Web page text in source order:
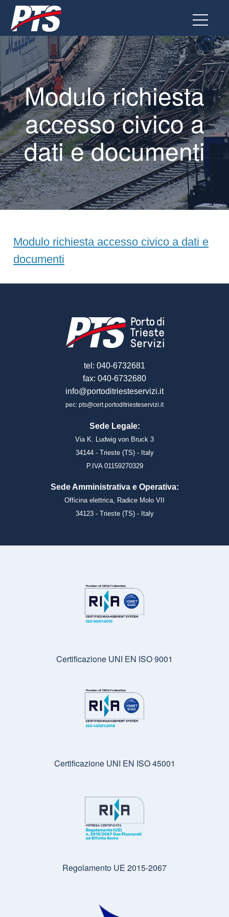
Vai
al
contenuto
Modulo richiesta
accesso civico a
dati e documenti
Modulo richiesta accesso civico a dati e
documenti
tel: 040-6732681
fax: 040-6732680
info@portoditriesteservizi.it
pec: pts@cert.portoditriesteservizi.it
Sede Legale:
Via K. Ludwig von Bruck 3
34144 - Trieste (TS) - Italy
P.IVA 01159270329
Sede Amministrativa e Operativa:
Officina elettrica, Radice Molo VII
34123 - Trieste (TS) - Italy
Certificazione UNI EN ISO 9001
Certificazione UNI EN ISO 45001
Regolamento UE 2015-2067